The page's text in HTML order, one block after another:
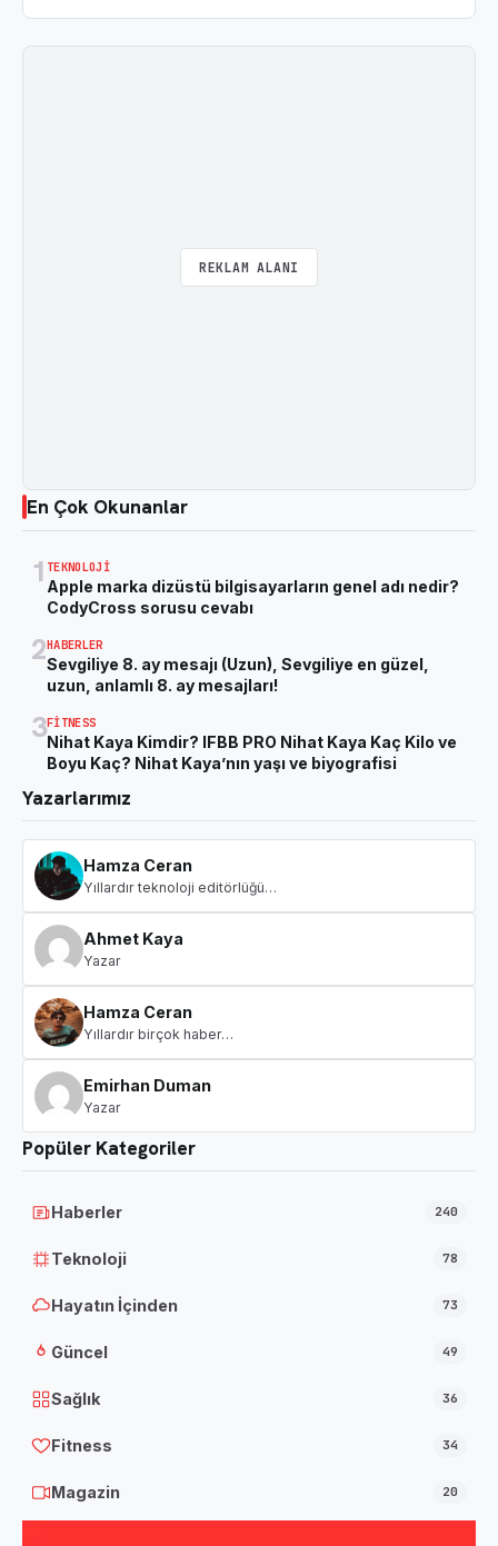
REKLAM ALANI
En Çok Okunanlar
1 TEKNOLOJI
Apple marka dizüstü bilgisayarların genel adı nedir?
CodyCross sorusu cevabı
2HABERLER
Sevgiliye 8. ay mesajı (Uzun), Sevgiliye en güzel,
uzun, anlamlı 8. ay mesajları!
3FITNESS
Nihat Kaya Kimdir? IFBB PRO Nihat Kaya Kaç Kilo ve
Boyu Kaç? Nihat Kaya’nın yaşı ve biyografisi
Yazarlarımız
Hamza Ceran
Yıllardır teknoloji editörlüğü…
Ahmet Kaya
Yazar
Hamza Ceran
Yıllardır birçok haber…
Emirhan Duman
Yazar
Popüler Kategoriler
Haberler 240
Teknoloji 78
Hayatın İçinden 73
Güncel 49
Sağlık 36
Fitness 34
Magazin 20